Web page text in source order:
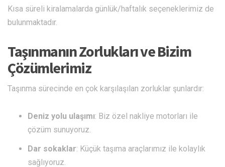
Kısa süreli kiralamalarda günlük/haftalık seçeneklerimiz de
bulunmaktadır.
Taşınmanın Zorlukları ve Bizim
Çözümlerimiz
Taşınma sürecinde en çok karşılaşılan zorluklar şunlardır:
Deniz yolu ulaşımı: Biz özel nakliye motorları ile
çözüm sunuyoruz.
Dar sokaklar: Küçük taşıma araçlarımız ile kolaylık
sağlıyoruz.